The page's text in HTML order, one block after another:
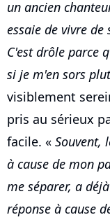
un ancien
essaie de vivre
C'est drôle parce
si je m'en sors
visiblement
pris au sérieux
facile. « Souvent,
à cause de mon
me séparer, a
réponse à cause